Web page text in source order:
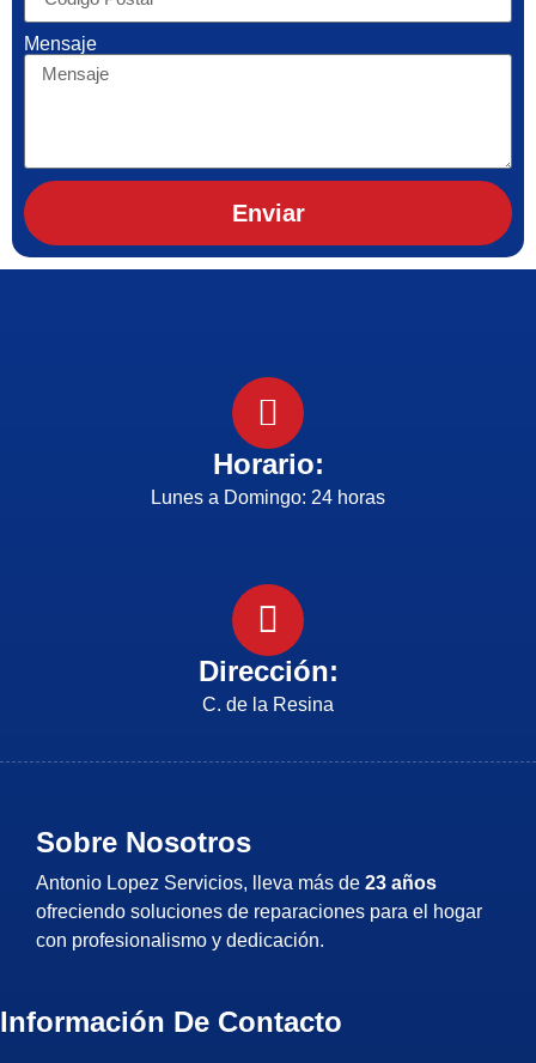
Mensaje
Enviar
Horario:
Lunes a Domingo: 24 horas
Dirección:
C. de la Resina
Sobre Nosotros
Antonio Lopez Servicios, lleva más de 23 años
ofreciendo soluciones de reparaciones para el hogar
con profesionalismo y dedicación.
Información De Contacto